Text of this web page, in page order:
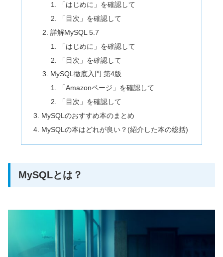
「はじめに」を確認して
「目次」を確認して
詳解MySQL 5.7
「はじめに」を確認して
「目次」を確認して
MySQL徹底入門 第4版
「Amazonページ」を確認して
「目次」を確認して
MySQLのおすすめ本のまとめ
MySQLの本はどれが良い？(紹介した本の総括)
MySQLとは？